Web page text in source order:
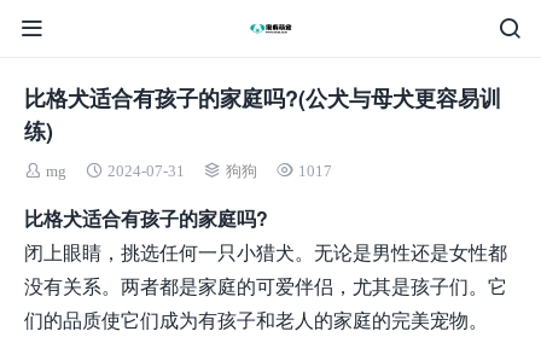
比格犬适合有孩子的家庭吗?(公犬与母犬更容易训
练)
mg 2024-07-31 狗狗 1017
比格犬适合有孩子的家庭吗?
闭上眼睛，挑选任何一只小猎犬。无论是男性还是女性都
没有关系。两者都是家庭的可爱伴侣，尤其是孩子们。它
们的品质使它们成为有孩子和老人的家庭的完美宠物。